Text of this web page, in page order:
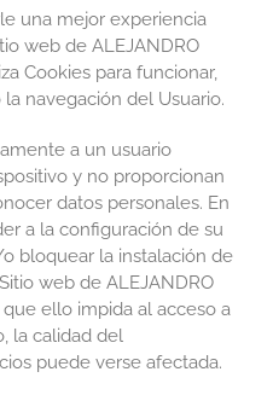
una mejor experiencia
web de ALEJANDRO
Cookies para funcionar,
navegación del Usuario.
a un usuario
y no proporcionan
datos personales. En
a la configuración de su
bloquear la instalación de
web de ALEJANDRO
que ello impida al acceso a
la calidad del
puede verse afectada.